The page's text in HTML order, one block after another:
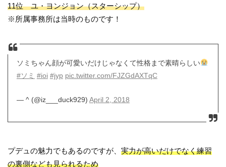
11位 ユ・ヨンジョン（スターシップ）
※所属事務所は当時のものです！
ソミちゃん顔が可愛いだけじゃなくて性格まで素晴らしい
#ソミ #ioi #jyp pic.twitter.com/FJZGdAXTqC
— ^ (@iz___duck929) April 2, 2018
プデュの魅力でもあるのですが、実力が高いだけでなく練習
の裏側なども見られるため